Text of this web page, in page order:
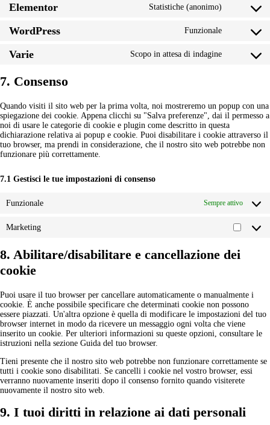
Elementor Statistiche (anonimo)
WordPress Funzionale
Varie Scopo in attesa di indagine
7. Consenso
Quando visiti il sito web per la prima volta, noi mostreremo un popup con una
spiegazione dei cookie. Appena clicchi su "Salva preferenze", dai il permesso a
noi di usare le categorie di cookie e plugin come descritto in questa
dichiarazione relativa ai popup e cookie. Puoi disabilitare i cookie attraverso il
tuo browser, ma prendi in considerazione, che il nostro sito web potrebbe non
funzionare più correttamente.
7.1 Gestisci le tue impostazioni di consenso
Funzionale Sempre attivo
Marketing
8. Abilitare/disabilitare e cancellazione dei
cookie
Puoi usare il tuo browser per cancellare automaticamente o manualmente i
cookie. È anche possibile specificare che determinati cookie non possono
essere piazzati. Un'altra opzione è quella di modificare le impostazioni del tuo
browser internet in modo da ricevere un messaggio ogni volta che viene
inserito un cookie. Per ulteriori informazioni su queste opzioni, consultare le
istruzioni nella sezione Guida del tuo browser.
Tieni presente che il nostro sito web potrebbe non funzionare correttamente se
tutti i cookie sono disabilitati. Se cancelli i cookie nel vostro browser, essi
verranno nuovamente inseriti dopo il consenso fornito quando visiterete
nuovamente il nostro sito web.
9. I tuoi diritti in relazione ai dati personali